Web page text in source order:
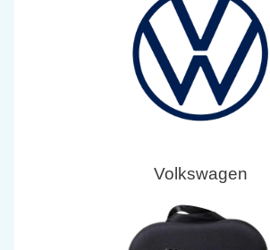
Volkswagen